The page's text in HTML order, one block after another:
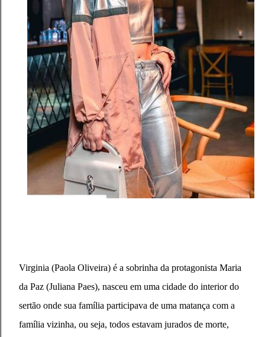
Virginia (Paola Oliveira) é a sobrinha da protagonista Maria
da Paz (Juliana Paes), nasceu em uma cidade do interior do
sertão onde sua família participava de uma matança com a
família vizinha, ou seja, todos estavam jurados de morte,